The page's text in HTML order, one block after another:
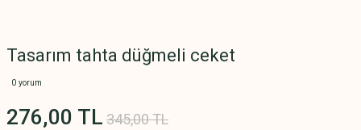
Tasarım tahta düğmeli ceket
0 yorum
276,00 TL 345,00 TL